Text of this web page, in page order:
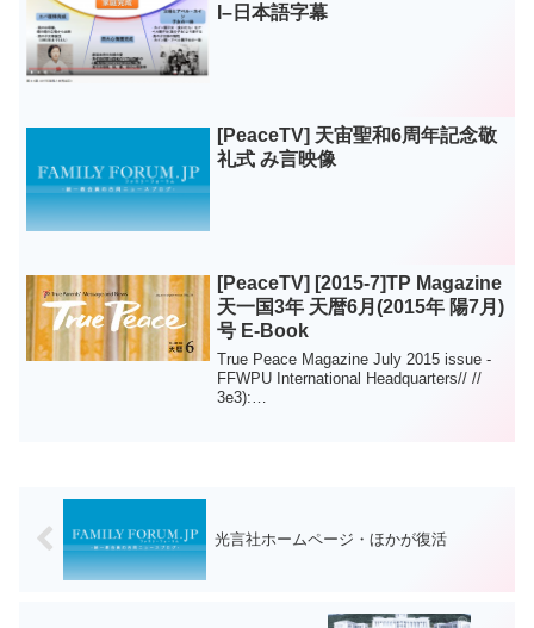
I–日本語字幕
[PeaceTV] 天宙聖和6周年記念敬
礼式 み言映像
[PeaceTV] [2015-7]TP Magazine
天一国3年 天暦6月(2015年 陽7月)
号 E-Book
True Peace Magazine July 2015 issue -
FFWPU International Headquarters­// //
3e3):
光言社ホームページ・ほかが復活